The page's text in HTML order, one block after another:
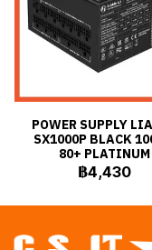
POWER SUPPLY
SX1000P BLACK
80+ PLATINUM
฿4,430